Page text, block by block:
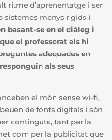
ritme d’aprenentatge i ser
sistemes menys rígids i
basant-se en el diàleg i
el professorat els hi
adequades en
als seus
el món sense wi-fi,
de fonts digitals i són
continguts, tant per la
com per la publicitat que